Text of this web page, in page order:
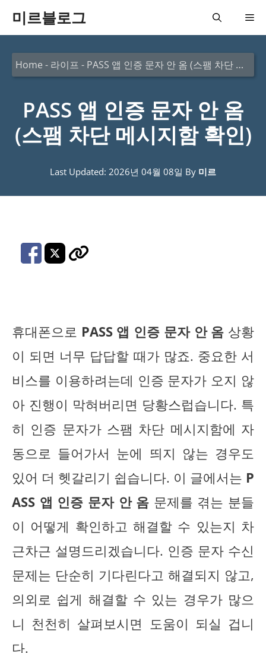
미르블로그 메
뉴
Home - 라이프 - PASS 앱 인증 문자 안 옴 (스팸 차단 메시지함 확인)
PASS 앱 인증 문자 안 옴
(스팸 차단 메시지함 확인)
Last Updated: 2026년 04월 08일 By 미르
휴대폰으로 PASS 앱 인증 문자 안 옴 상황
이 되면 너무 답답할 때가 많죠. 중요한 서
비스를 이용하려는데 인증 문자가 오지 않
아 진행이 막혀버리면 당황스럽습니다. 특
히 인증 문자가 스팸 차단 메시지함에 자
동으로 들어가서 눈에 띄지 않는 경우도
있어 더 헷갈리기 쉽습니다. 이 글에서는 P
ASS 앱 인증 문자 안 옴 문제를 겪는 분들
이 어떻게 확인하고 해결할 수 있는지 차
근차근 설명드리겠습니다. 인증 문자 수신
문제는 단순히 기다린다고 해결되지 않고,
의외로 쉽게 해결할 수 있는 경우가 많으
니 천천히 살펴보시면 도움이 되실 겁니
다.